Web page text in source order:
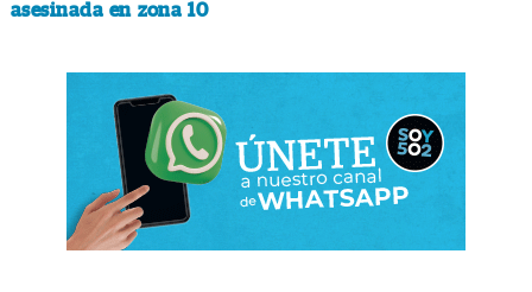
asesinada en zona 10